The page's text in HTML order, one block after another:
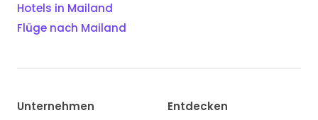
Hotels in Mailand
Flüge nach Mailand
Unternehmen
Entdecken